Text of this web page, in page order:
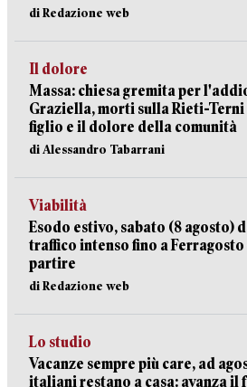
di Redazione web
Il dolore
Massa: chiesa gremita per
Graziella, morti sulla Rieti-Terni
figlio e il dolore della comunità
di Alessandro Tabarrani
Viabilità
Esodo estivo, sabato (8 agosto)
traffico intenso fino a
partire
di Redazione web
Lo studio
Vacanze sempre più care, ad
italiani restano a casa: avanza il